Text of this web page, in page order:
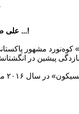
«علی صدپارا» در این فصل نانگاپاربات را صعود نکرده ...!
مشهور